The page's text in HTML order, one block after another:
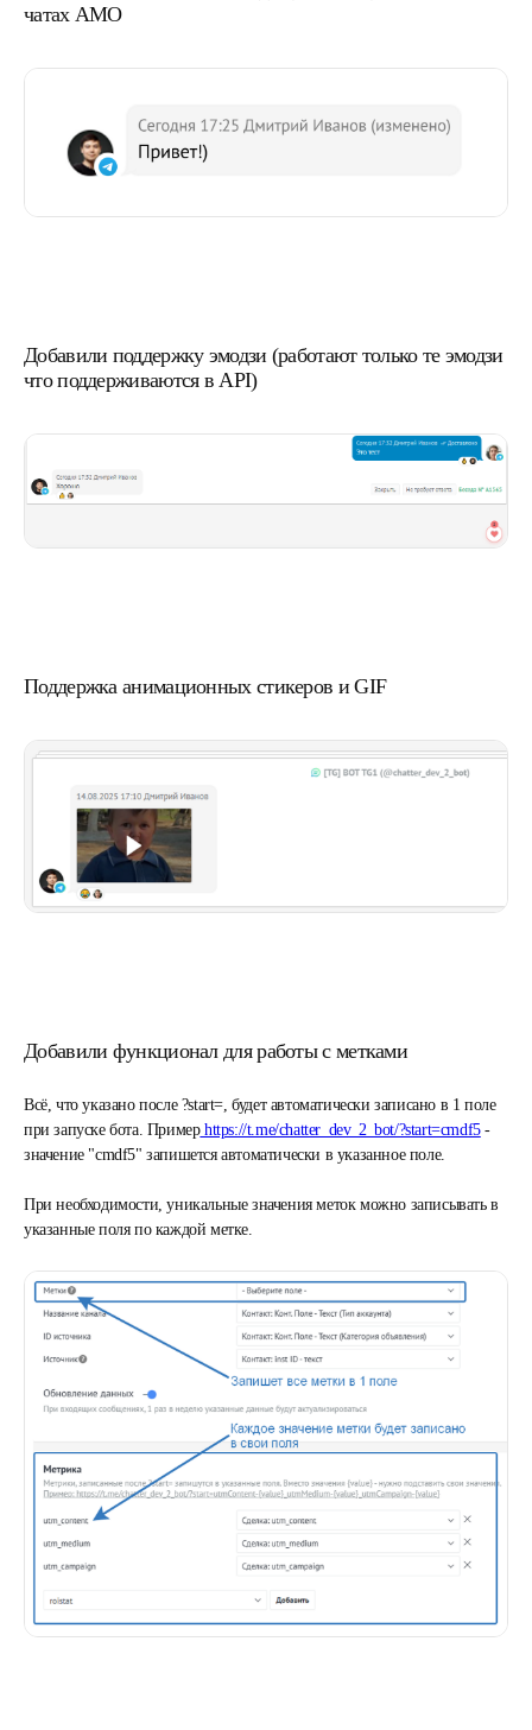
чатах АМО
Добавили поддержку эмодзи (работают только те эмодзи
что поддерживаются в API)
Поддержка анимационных стикеров и GIF
Добавили функционал для работы с метками
Всё, что указано после ?start=, будет автоматически записано в 1 поле
при запуске бота. Примерhttps://t.me/chatter_dev_2_bot/?start=cmdf5-
значение "cmdf5" запишется автоматически в указанное поле.
При необходимости, уникальные значения меток можно записывать в
указанные поля по каждой метке.